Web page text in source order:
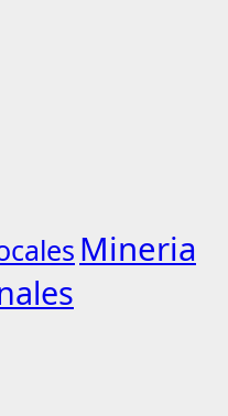
Mineria